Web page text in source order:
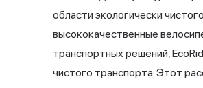
области экологически
высококачественные
транспортных решений,
чистого транспорта. Этот